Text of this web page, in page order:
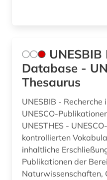
Database -
Thesaurus
UNESBIB -
UNESCO-
UNESTHES -
kontrollierten
inhaltliche
Publikationen der
Naturwissenschaften,